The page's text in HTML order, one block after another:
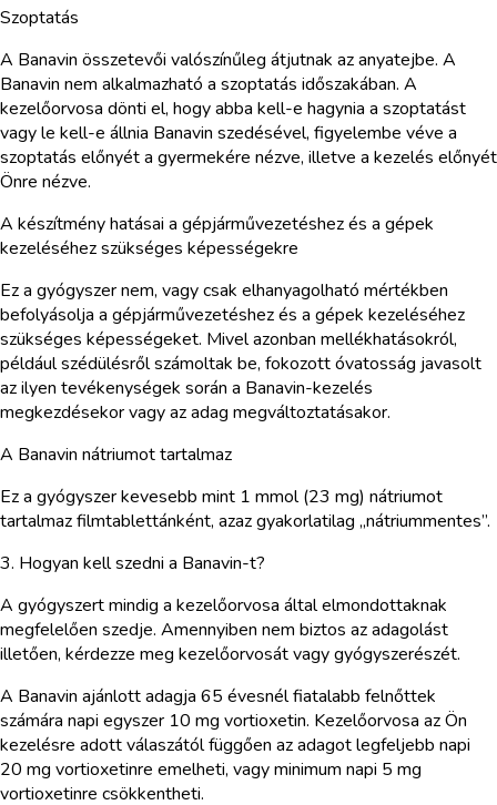
Szoptatás
A Banavin összetevői valószínűleg átjutnak az anyatejbe. A
Banavin nem alkalmazható a szoptatás időszakában. A
kezelőorvosa dönti el, hogy abba kell-e hagynia a szoptatást
vagy le kell-e állnia Banavin szedésével, figyelembe véve a
szoptatás előnyét a gyermekére nézve, illetve a kezelés előnyét
Önre nézve.
A készítmény hatásai a gépjárművezetéshez és a gépek
kezeléséhez szükséges képességekre
Ez a gyógyszer nem, vagy csak elhanyagolható mértékben
befolyásolja a gépjárművezetéshez és a gépek kezeléséhez
szükséges képességeket. Mivel azonban mellékhatásokról,
például szédülésről számoltak be, fokozott óvatosság javasolt
az ilyen tevékenységek során a Banavin-kezelés
megkezdésekor vagy az adag megváltoztatásakor.
A Banavin nátriumot tartalmaz
Ez a gyógyszer kevesebb mint 1 mmol (23 mg) nátriumot
tartalmaz filmtablettánként, azaz gyakorlatilag „nátriummentes”.
3. Hogyan kell szedni a Banavin-t?
A gyógyszert mindig a kezelőorvosa által elmondottaknak
megfelelően szedje. Amennyiben nem biztos az adagolást
illetően, kérdezze meg kezelőorvosát vagy gyógyszerészét.
A Banavin ajánlott adagja 65 évesnél fiatalabb felnőttek
számára napi egyszer 10 mg vortioxetin. Kezelőorvosa az Ön
kezelésre adott válaszától függően az adagot legfeljebb napi
20 mg vortioxetinre emelheti, vagy minimum napi 5 mg
vortioxetinre csökkentheti.